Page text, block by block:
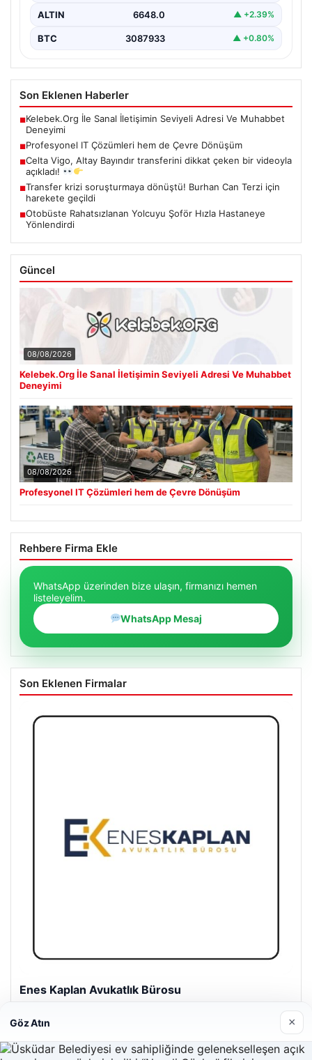
ALTIN 6648.0 ▲ +2.39%
BTC 3087933 ▲ +0.80%
Son Eklenen Haberler
■Kelebek.Org İle Sanal İletişimin Seviyeli Adresi Ve Muhabbet
Deneyimi
■Profesyonel IT Çözümleri hem de Çevre Dönüşüm
■Celta Vigo, Altay Bayındır transferini dikkat çeken bir videoyla
açıkladı!
■Transfer krizi soruşturmaya dönüştü! Burhan Can Terzi için
harekete geçildi
■Otobüste Rahatsızlanan Yolcuyu Şoför Hızla Hastaneye
Yönlendirdi
Güncel
08/08/2026
Kelebek.Org İle Sanal İletişimin Seviyeli Adresi Ve Muhabbet
Deneyimi
08/08/2026
Profesyonel IT Çözümleri hem de Çevre Dönüşüm
Rehbere Firma Ekle
WhatsApp üzerinden bize ulaşın, firmanızı hemen
listeleyelim.
WhatsApp Mesaj
Son Eklenen Firmalar
Enes Kaplan Avukatlık Bürosu
Göz Atın ×